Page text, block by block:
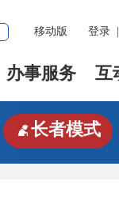
移动版 登录
办事服务 互
长者模式